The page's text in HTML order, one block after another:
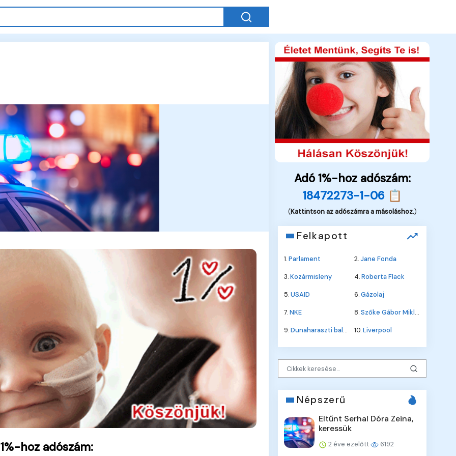
hoz adószám:
Adó 1%-hoz adószám:
18472273-1-06 📋
(Kattintson az adószámra a másoláshoz.)
Felkapott
1.Parlament 2.Jane Fonda
3.Kozármisleny 4.Roberta Flack
5.USAID 6.Gázolaj
7.NKE 8.Szőke Gábor Miklós
9.Dunaharaszti baleset 10.Liverpool
Népszerű
Eltűnt Serhal Dóra Zeina,
keressük
2 éve ezelőtt 6192